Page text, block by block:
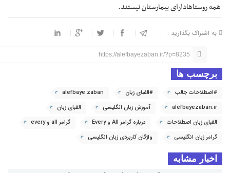
همه روستاهادارای بیمارستان نیستند.
به اشتراک بگذارید :
https://alefbayezaban.ir/?p=8235
برچسب ها
#اصطلاحات جالب #الفبای زبان
alefbaye zaban
alefbayezaban.ir
آموزش زبان انگلیسی
الفبای زبان
الفبای زبان اصطلاحات
درباره گرامر All و Every
گرامر all و every
گرامر زبان انگلیسی
واژگان کاربردی زبان انگلیسی
اخبار مشابه